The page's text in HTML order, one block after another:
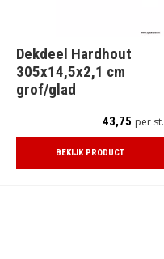
Dekdeel Hardhout
305x14,5x2,1 cm
grof/glad
43,75 per st.
BEKIJK PRODUCT